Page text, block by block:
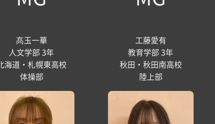
髙玉一華
人文学部 3年
海道・札幌東高校
体操部
工藤愛有
教育学部 3年
秋田・秋田南高校
陸上部